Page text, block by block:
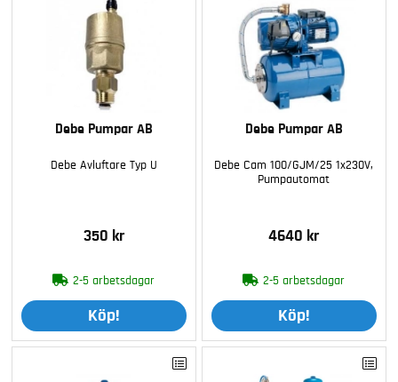
Debe Pumpar AB
Debe Avluftare Typ U
350 kr
2-5 arbetsdagar
Köp!
Debe Pumpar AB
Debe Cam 100/GJM/25 1x230V,
Pumpautomat
4640 kr
2-5 arbetsdagar
Köp!